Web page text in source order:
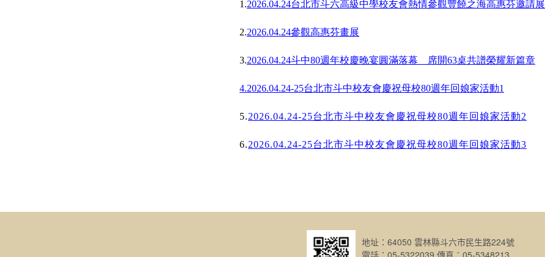
1.2026.04.24台北市斗六高級中學校友會熱情參觀豐饒之海高惠芬邀請展
2.2026.04.24參觀高惠芬畫展
3.2026.04.24斗中80週年校慶晚宴圓滿落幕 席開63桌共譜榮耀新篇章
4.2026.04.24-25台北市斗中校友會慶祝母校80週年回娘家活動1
5.2026.04.24-25台北市斗中校友會慶祝母校80週年回娘家活動2
6.2026.04.24-25台北市斗中校友會慶祝母校80週年回娘家活動3
地址：64050 雲林縣斗六市民生路224號
電話：05-5322039 傳真：05-5348213